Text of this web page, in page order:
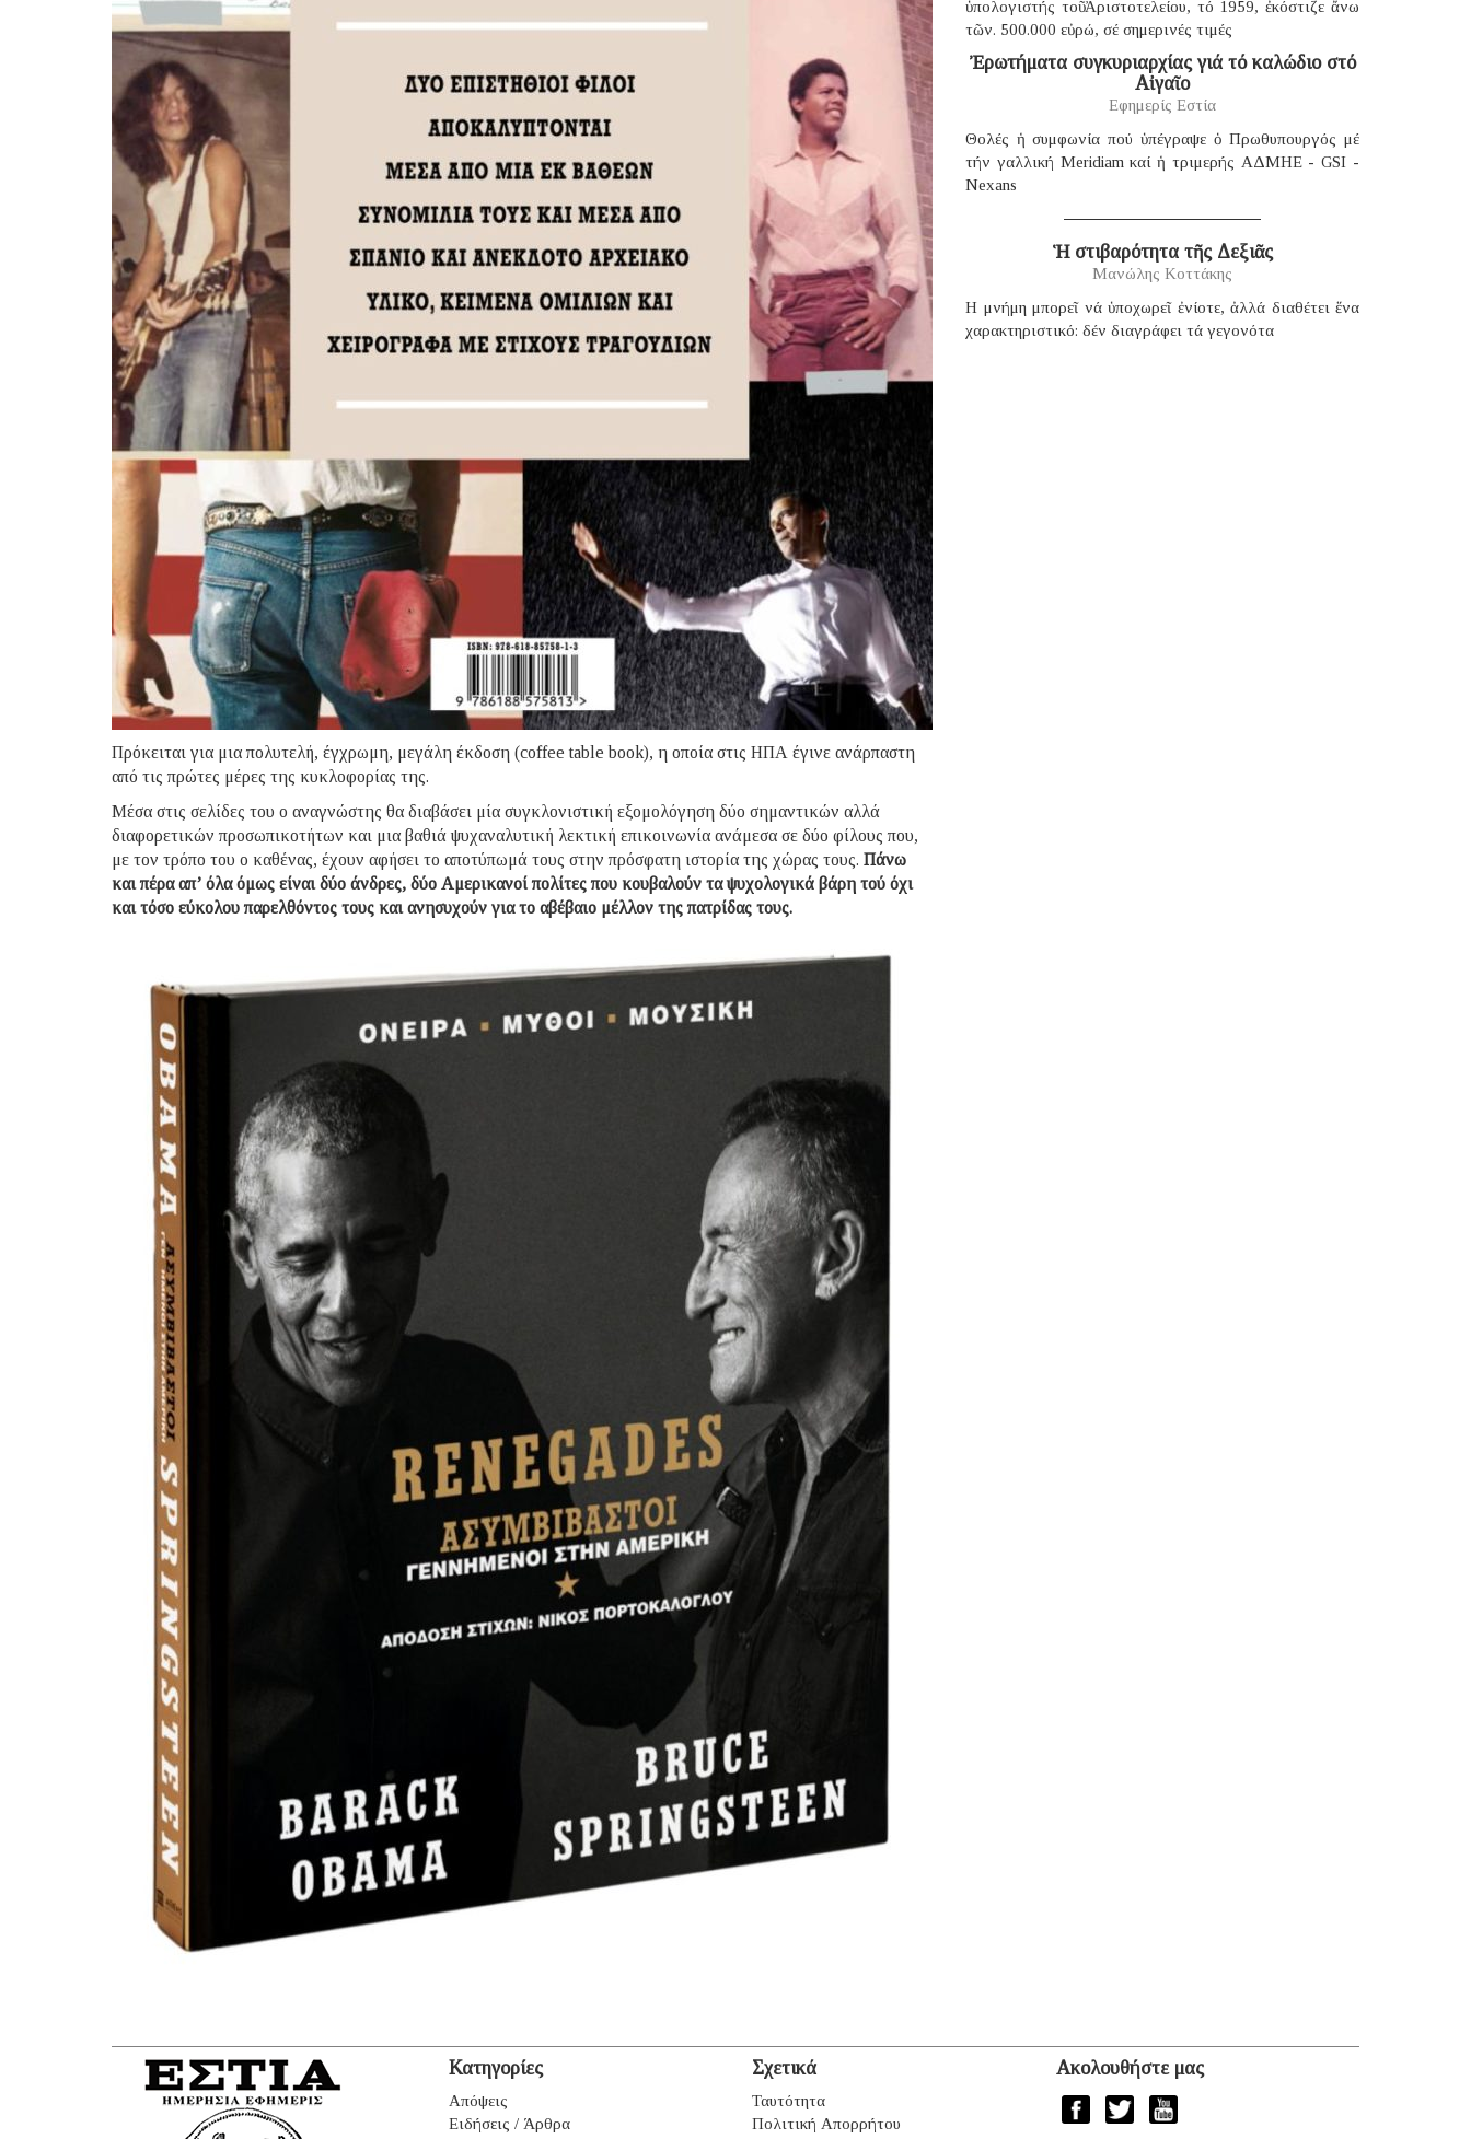
Πρόκειται για μια πολυτελή, έγχρωμη, μεγάλη έκδοση (coffee table book), η οποία στις ΗΠΑ έγινε ανάρπαστη
από τις πρώτες μέρες της κυκλοφορίας της.
Μέσα στις σελίδες του ο αναγνώστης θα διαβάσει μία συγκλονιστική εξομολόγηση δύο σημαντικών αλλά
διαφορετικών προσωπικοτήτων και μια βαθιά ψυχαναλυτική λεκτική επικοινωνία ανάμεσα σε δύο φίλους που,
με τον τρόπο του ο καθένας, έχουν αφήσει το αποτύπωμά τους στην πρόσφατη ιστορία της χώρας τους. Πάνω
και πέρα απ’ όλα όμως είναι δύο άνδρες, δύο Αμερικανοί πολίτες που κουβαλούν τα ψυχολογικά βάρη τού όχι
και τόσο εύκολου παρελθόντος τους και ανησυχούν για το αβέβαιο μέλλον της πατρίδας τους.
ὑπολογιστής τοῦ Ἀριστοτελείου, τό 1959, ἐκόστιζε ἄνω
τῶν. 500.000 εὐρώ, σέ σημερινές τιμές
Ἐρωτήματα συγκυριαρχίας γιά τό καλώδιο στό
Αἰγαῖο
Εφημερίς Εστία
Θολές ἡ συμφωνία πού ὑπέγραψε ὁ Πρωθυπουργός μέ
τήν γαλλική Μeridiam καί ἡ τριμερής ΑΔΜΗΕ - GSI -
Nexans
Ἡ στιβαρότητα τῆς Δεξιᾶς
Μανώλης Κοττάκης
H μνήμη μπορεῖ νά ὑποχωρεῖ ἐνίοτε, ἀλλά διαθέτει ἕνα
χαρακτηριστικό: δέν διαγράφει τά γεγονότα
Κατηγορίες
Απόψεις
Ειδήσεις / Άρθρα
Σχετικά
Ταυτότητα
Πολιτική Απορρήτου
Ακολουθήστε μας